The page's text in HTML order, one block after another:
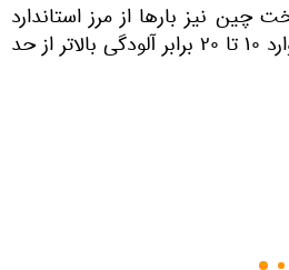
چین نیز بارها از مرز استاندارد
گذشته وحتی در برخی موارد ۱۰ تا ۲۰ برابر آلودگی بالاتر از حد